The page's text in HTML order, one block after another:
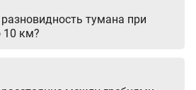
тумана при
10 км?